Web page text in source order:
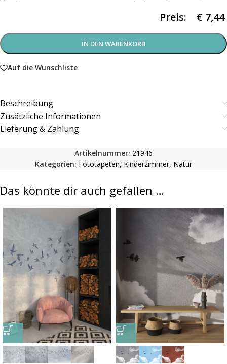
Preis: € 7,44
IN DEN WARENKORB
Auf die Wunschliste
Beschreibung
Zusätzliche Informationen
Lieferung & Zahlung
Artikelnummer: 21946
Kategorien: Fototapeten, Kinderzimmer, Natur
Das könnte dir auch gefallen …